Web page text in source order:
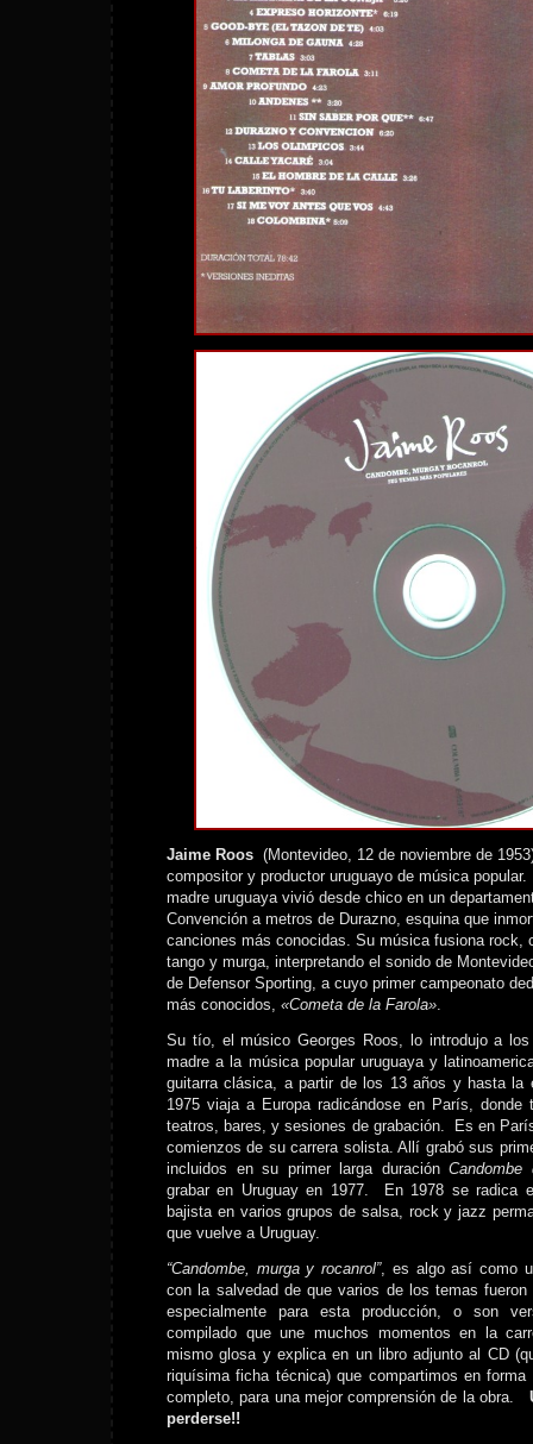
Jaime Roos (Montevideo, 12 de noviembre de
compositor y productor uruguayo de música
madre uruguaya vivió desde chico en un
Convención a metros de Durazno, esquina que
canciones más conocidas. Su música fusiona rock,
tango y murga, interpretando el sonido de
de Defensor Sporting, a cuyo primer campeonato
más conocidos, «Cometa de la Farola».
Su tío, el músico Georges Roos, lo introdujo a
madre a la música popular uruguaya y
guitarra clásica, a partir de los 13 años y hasta
1975 viaja a Europa radicándose en París, donde
teatros, bares, y sesiones de grabación. Es en
comienzos de su carrera solista. Allí grabó sus
incluidos en su primer larga duraciónCandombe
grabar en Uruguay en 1977. En 1978 se radica
bajista en varios grupos de salsa, rock y jazz
que vuelve a Uruguay.
“Candombe, murga y rocanrol”, es algo así como
con la salvedad de que varios de los temas fueron
especialmente para esta producción, o son
compilado que une muchos momentos en la
mismo glosa y explica en un libro adjunto al CD
riquísima ficha técnica) que compartimos en forma
completo, para una mejor comprensión de la obra.
perderse!!